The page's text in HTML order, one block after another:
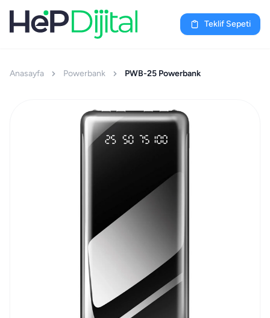
Teklif Sepeti
Anasayfa Powerbank PWB-25 Powerbank